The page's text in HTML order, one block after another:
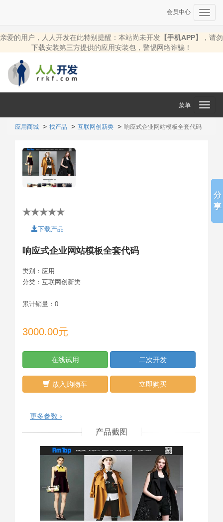
会员中心
亲爱的用户，人人开发在此特别提醒：本站尚未开发 【手机APP】
，请勿
下载安装第三方提供的应用安装包，警惕网络诈骗！
菜单
应用商城 找产品 互联网创新类 响应式企业网站模板全套代码
下载产品
响应式企业网站模板全套代码
类别： 应用
分类： 互联网创新类
累计销量： 0
3000.00元
在线试用 二次开发
放入购物车 立即购买
更多参数 ›
产品截图